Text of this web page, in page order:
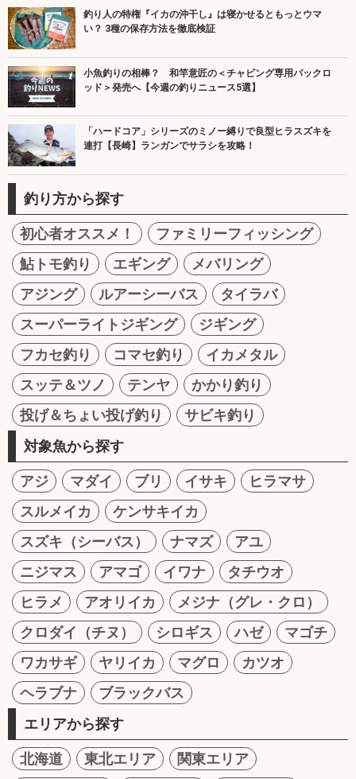
釣り人の特権『イカの沖干し』は寝かせるともっとウマ
い？ 3種の保存方法を徹底検証
小魚釣りの相棒？ 和竿意匠の＜チャビング専用パックロ
ッド＞発売へ【今週の釣りニュース5選】
「ハードコア」シリーズのミノー縛りで良型ヒラスズキを
連打【長崎】ランガンでサラシを攻略！
釣り方から探す
初心者オススメ！
ファミリーフィッシング
鮎トモ釣り
エギング
メバリング
アジング
ルアーシーバス
タイラバ
スーパーライトジギング
ジギング
フカセ釣り
コマセ釣り
イカメタル
スッテ＆ツノ
テンヤ
かかり釣り
投げ＆ちょい投げ釣り
サビキ釣り
対象魚から探す
アジ マダイ ブリ イサキ
ヒラマサ
スルメイカ
ケンサキイカ
スズキ（シーバス）
ナマズ
アユ
ニジマス
アマゴ イワナ
タチウオ
ヒラメ
アオリイカ
メジナ（グレ・クロ）
クロダイ（チヌ）
シロギス ハゼ
マゴチ
ワカサギ
ヤリイカ マグロ
カツオ
ヘラブナ
ブラックバス
エリアから探す
北海道 東北エリア
関東エリア